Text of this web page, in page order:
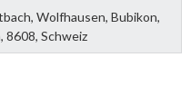
Wolfhausen, Bubikon,
8608, Schweiz